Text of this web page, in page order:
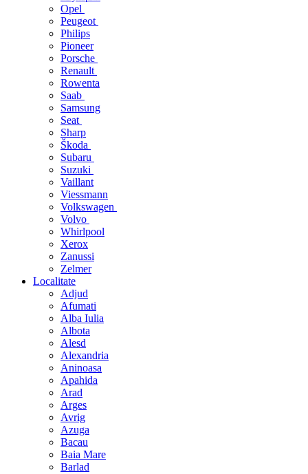
Opel
Peugeot
Philips
Pioneer
Porsche
Renault
Rowenta
Saab
Samsung
Seat
Sharp
Škoda
Subaru
Suzuki
Vaillant
Viessmann
Volkswagen
Volvo
Whirlpool
Xerox
Zanussi
Zelmer
Localitate
Adjud
Afumati
Alba Iulia
Albota
Alesd
Alexandria
Aninoasa
Apahida
Arad
Arges
Avrig
Azuga
Bacau
Baia Mare
Barlad